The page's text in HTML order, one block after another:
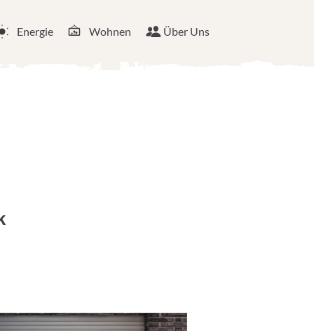
Energie Wohnen Über Uns